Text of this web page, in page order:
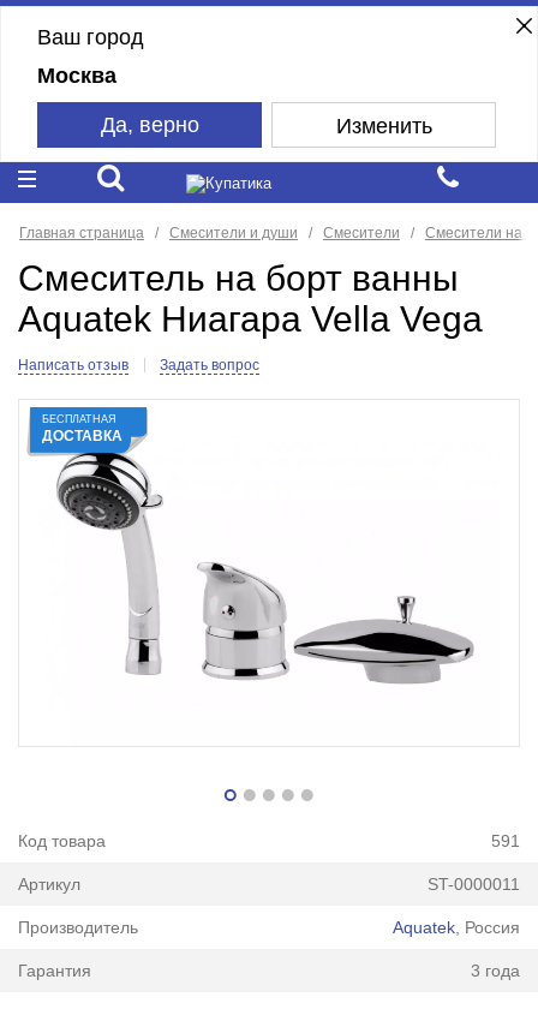
Ваш город
Москва
Да, верно Изменить
Главная страница Смесители и души Смесители Смесители на
Смеситель на борт ванны
Aquatek Ниагара Vella Vega
Написать отзыв Задать вопрос
БЕСПЛАТНАЯ
ДОСТАВКА
Код товара 591
Артикул ST-0000011
Производитель Aquatek , Россия
Гарантия 3 года